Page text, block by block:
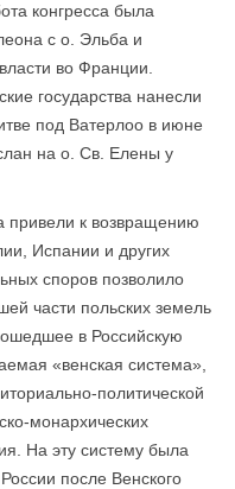
конгресса была
с о. Эльба и
во Франции.
государства нанесли
под Ватерлоо в июне
на о. Св. Елены у
привели к возвращению
Испании и других
споров позволило
части польских земель
в Российскую
«венская система»,
политической
монархических
На эту систему была
после Венского